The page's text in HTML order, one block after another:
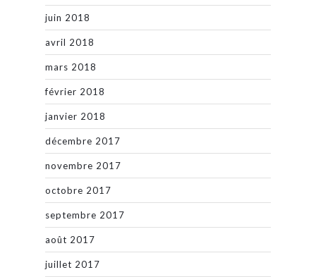
juin 2018
avril 2018
mars 2018
février 2018
janvier 2018
décembre 2017
novembre 2017
octobre 2017
septembre 2017
août 2017
juillet 2017